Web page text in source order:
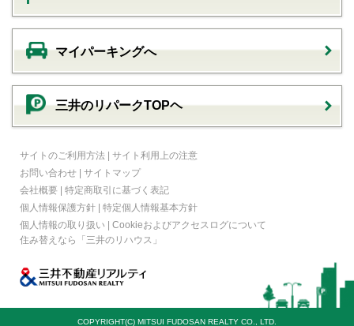
マイパーキングへ
三井のリパークTOPヘ
サイトのご利用方法 | サイト利用上の注意
お問い合わせ | サイトマップ
会社概要 | 特定商取引に基づく表記
個人情報保護方針 | 特定個人情報基本方針
個人情報の取り扱い | Cookieおよびアクセスログについて
住み替えなら
「三井のリハウス」
COPYRIGHT(C) MITSUI FUDOSAN REALTY CO., LTD.